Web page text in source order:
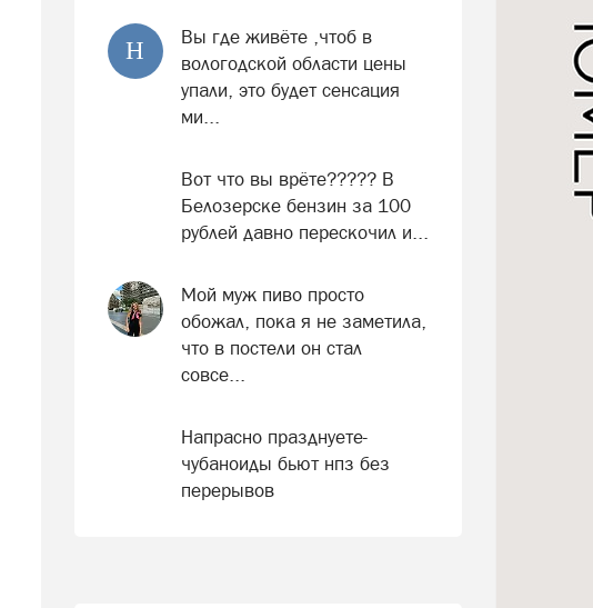
Н
Вы где живёте ,чтоб в
вологодской области цены
упали, это будет сенсация
ми...
Вот что вы врёте????? В
Белозерске бензин за 100
рублей давно перескочил и...
Мой муж пиво просто
обожал, пока я не заметила,
что в постели он стал
совсе...
Напрасно празднуете-
чубаноиды бьют нпз без
перерывов